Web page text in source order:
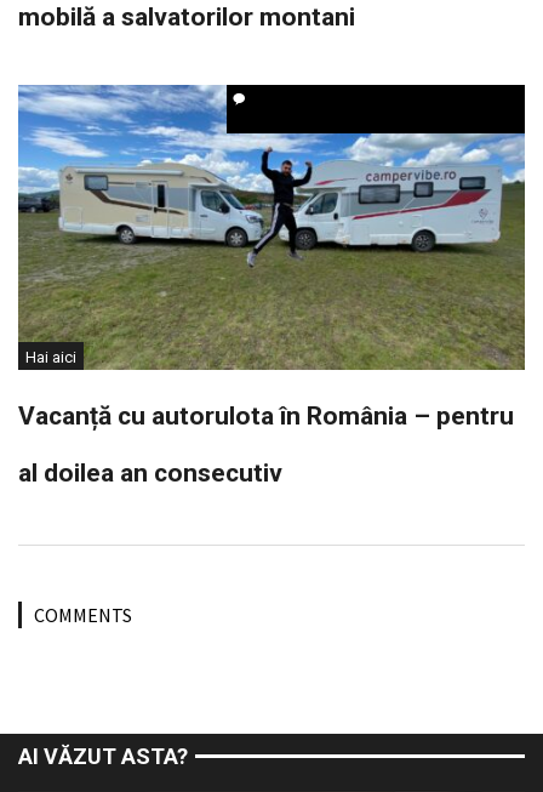
mobilă a salvatorilor montani
Hai aici
Vacanță cu autorulota în România – pentru
al doilea an consecutiv
COMMENTS
AI VĂZUT ASTA?